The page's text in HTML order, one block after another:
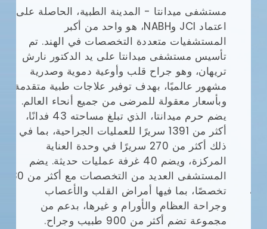
مستشفى ميدانتا - المدينة الطبية، الحاصلة على
اعتماد JCI وNABH، هو واحد من أكبر
المستشفيات متعددة التخصصات في الهند. تم
تأسيس مستشفى ميدانتا على يد الدكتور نارش
تريهان، وهو جراح قلب وأوعية دموية وصدرية
مشهور عالميًا، بهدف توفير علاجات طبية متقدمة
وبأسعار معقولة للمرضى من جميع أنحاء العالم.
يضم حرم ميدانتا، الذي تبلغ مساحته 43 فدانًا،
أكثر من 1391 سريرًا للعمليات الجراحية، بما في
ذلك أكثر من 270 سريرًا في وحدة العناية
المركزة، ويضم 40 غرفة عمليات حديثة. يضم
المستشفى العديد من التخصصات مع أكثر من 30
تخصصًا، بما فيها أمراض القلب والأعصاب
وجراحة العظام والأورام و غيرها، بدعم من
مجموعة تضم أكثر من 900 طبيب وجراح.